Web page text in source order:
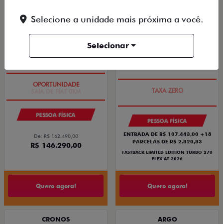
PESSOA FÍSICA
De: R$ 162.490,00
R$ 146.290,00
Quero agora!
PESSOA FÍSICA
ENTRADA DE R$ 107.443,00 +18
PARCELAS DE R$ 2.820,83
FASTBACK LIMITED EDITION TURBO 270
FLEX AT 2026
Quero agora!
CRONOS ARGO
Selecione a unidade mais próxima a você.
Selecionar